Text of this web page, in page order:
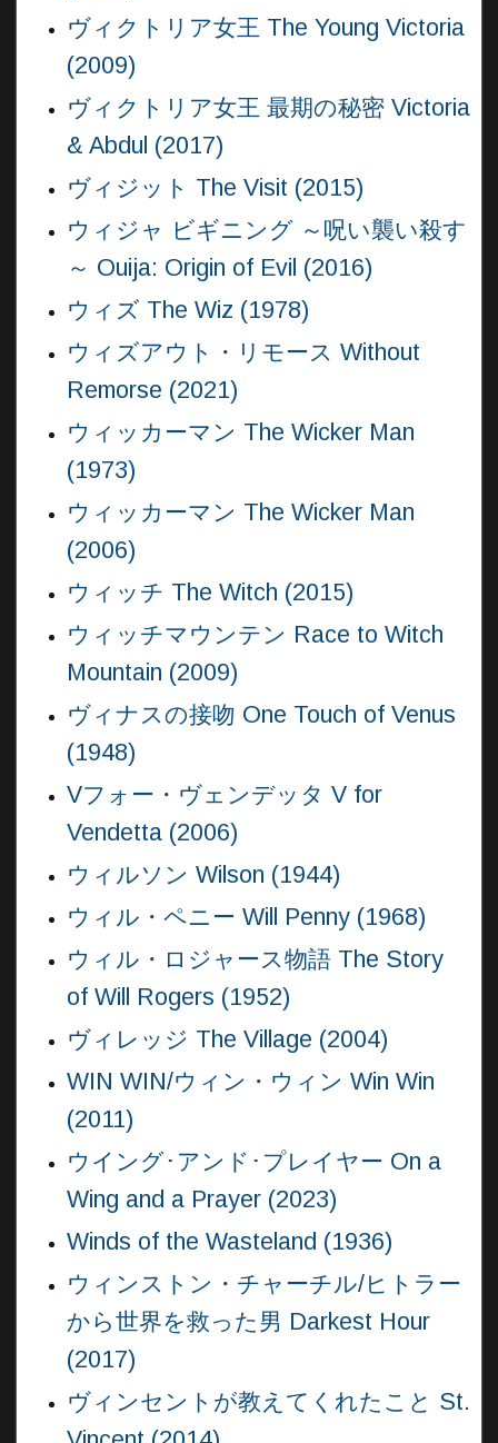
ヴィクトリア女王 The Young Victoria
(2009)
ヴィクトリア女王 最期の秘密 Victoria
& Abdul (2017)
ヴィジット The Visit (2015)
ウィジャ ビギニング ～呪い襲い殺す
～ Ouija: Origin of Evil (2016)
ウィズ The Wiz (1978)
ウィズアウト・リモース Without
Remorse (2021)
ウィッカーマン The Wicker Man
(1973)
ウィッカーマン The Wicker Man
(2006)
ウィッチ The Witch (2015)
ウィッチマウンテン Race to Witch
Mountain (2009)
ヴィナスの接吻 One Touch of Venus
(1948)
Vフォー・ヴェンデッタ V for
Vendetta (2006)
ウィルソン Wilson (1944)
ウィル・ペニー Will Penny (1968)
ウィル・ロジャース物語 The Story
of Will Rogers (1952)
ヴィレッジ The Village (2004)
WIN WIN/ウィン・ウィン Win Win
(2011)
ウイング･アンド･プレイヤー On a
Wing and a Prayer (2023)
Winds of the Wasteland (1936)
ウィンストン・チャーチル/ヒトラー
から世界を救った男 Darkest Hour
(2017)
ヴィンセントが教えてくれたこと St.